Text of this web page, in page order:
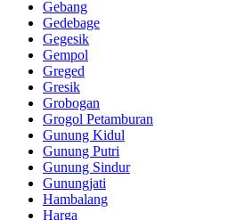
Gebang
Gedebage
Gegesik
Gempol
Greged
Gresik
Grobogan
Grogol Petamburan
Gunung Kidul
Gunung Putri
Gunung Sindur
Gunungjati
Hambalang
Harga